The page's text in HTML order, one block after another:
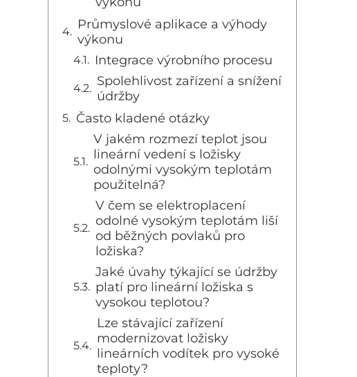
Průmyslové aplikace a výhody
výkonu
Integrace výrobního procesu
Spolehlivost zařízení a snížení
údržby
Často kladené otázky
V jakém rozmezí teplot jsou
lineární vedení s ložisky
odolnými vysokým teplotám
použitelná?
V čem se elektroplacení
odolné vysokým teplotám liší
od běžných povlaků pro
ložiska?
Jaké úvahy týkající se údržby
platí pro lineární ložiska s
vysokou teplotou?
Lze stávající zařízení
modernizovat ložisky
lineárních vodítek pro vysoké
teploty?